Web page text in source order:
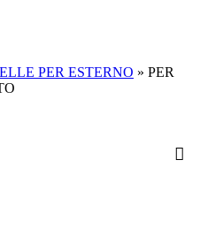
PER ESTERNO » PER